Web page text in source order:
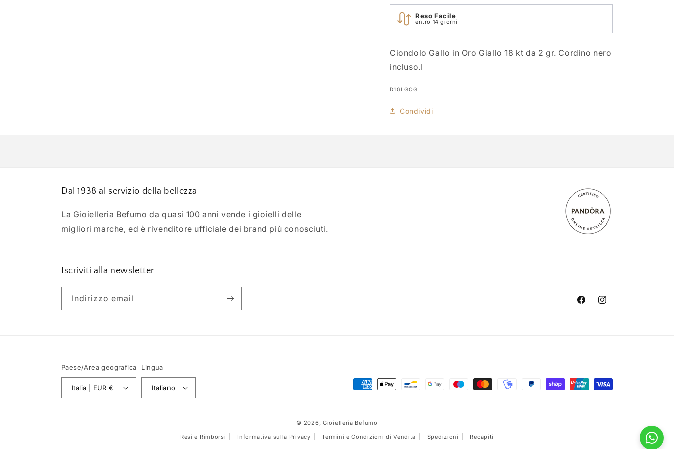
Reso Facile
entro 14 giorni
Ciondolo Gallo in Oro Giallo 18 kt da 2 gr. Cordino nero
incluso.I
SKU:
D1GLGOG
Condividi
Dal 1938 al servizio della bellezza
La Gioielleria Befumo da quasi 100 anni vende i gioielli delle
migliori marche, ed è rivenditore ufficiale dei brand più conosciuti.
Iscriviti alla newsletter
Indirizzo email
FacebookInstagram
Paese/Area geografica
Italia | EUR €
Lingua
Italiano
Metodi
© 2026, Gioielleria Befumo
Resi e Rimborsi
Informativa sulla Privacy Termini e Condizioni di Vendita Spedizioni Recapiti